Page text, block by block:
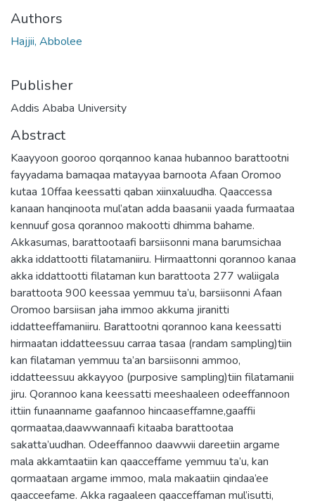
Authors
Hajjii, Abbolee
Publisher
Addis Ababa University
Abstract
Kaayyoon gooroo qorqannoo kanaa hubannoo barattootni
fayyadama bamaqaa matayyaa barnoota Afaan Oromoo
kutaa 10ffaa keessatti qaban xiinxaluudha. Qaaccessa
kanaan hanqinoota mul’atan adda baasanii yaada furmaataa
kennuuf gosa qorannoo makootti dhimma bahame.
Akkasumas, barattootaafi barsiisonni mana barumsichaa
akka iddattootti filatamaniiru. Hirmaattonni qorannoo kanaa
akka iddattootti filataman kun barattoota 277 waliigala
barattoota 900 keessaa yemmuu ta’u, barsiisonni Afaan
Oromoo barsiisan jaha immoo akkuma jiranitti
iddatteeffamaniiru. Barattootni qorannoo kana keessatti
hirmaatan iddatteessuu carraa tasaa (randam sampling)tiin
kan filataman yemmuu ta’an barsiisonni ammoo,
iddatteessuu akkayyoo (purposive sampling)tiin filatamanii
jiru. Qorannoo kana keessatti meeshaaleen odeeffannoon
ittiin funaanname gaafannoo hincaaseffamne,gaaffii
qormaataa,daawwannaafi kitaaba barattootaa
sakatta’uudhan. Odeeffannoo daawwii dareetiin argame
mala akkamtaatiin kan qaacceffame yemmuu ta’u, kan
qormaataan argame immoo, mala makaatiin qindaa’ee
qaacceefame. Akka ragaaleen qaacceffaman mul’isutti,